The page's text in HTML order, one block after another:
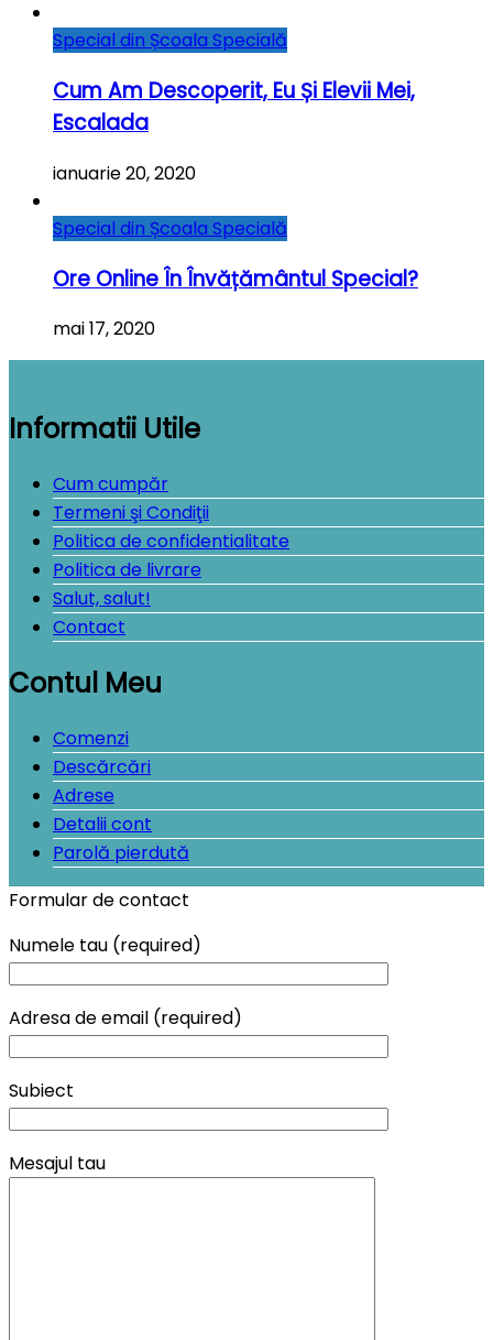
Special din Școala Specială
Cum Am Descoperit, Eu Și Elevii Mei,
Escalada
ianuarie 20, 2020
Special din Școala Specială
Ore Online În Învățământul Special?
mai 17, 2020
Informatii Utile
Cum cumpăr
Termeni şi Condiţii
Politica de confidentialitate
Politica de livrare
Salut, salut!
Contact
Contul Meu
Comenzi
Descărcări
Adrese
Detalii cont
Parolă pierdută
Formular de contact
Numele tau (required)
Adresa de email (required)
Subiect
Mesajul tau